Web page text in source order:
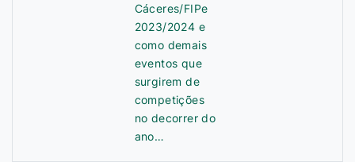
Cáceres/FIPe
2023/2024 e
como demais
eventos que
surgirem de
competições
no decorrer do
ano…